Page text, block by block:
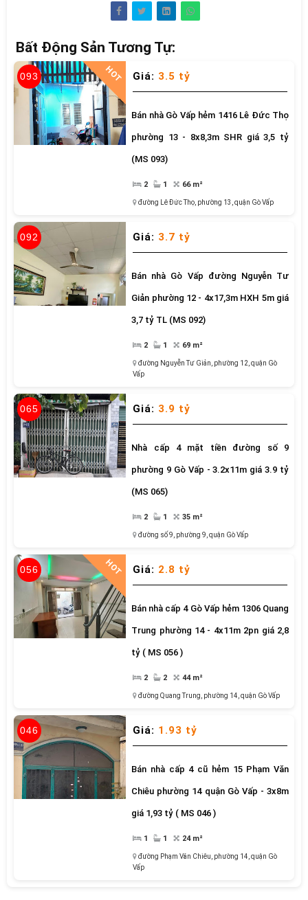
Bất Động Sản Tương Tự:
093 HOT Giá: 3.5 tỷ
Bán nhà Gò Vấp hẻm 1416 Lê Đức Thọ
phường 13 - 8x8,3m SHR giá 3,5 tỷ
(MS 093)
2 1 66 m²
đường Lê Đức Thọ phường 13 quận Gò Vấp
092 Giá: 3.7 tỷ
Bán nhà Gò Vấp đường Nguyễn Tư
Giản phường 12 - 4x17,3m HXH 5m giá
3,7 tỷ TL (MS 092)
2 1 69 m²
đường Nguyễn Tư Giản phường 12 quận Gò
Vấp
065 Giá: 3.9 tỷ
Nhà cấp 4 mặt tiền đường số 9
phường 9 Gò Vấp - 3.2x11m giá 3.9 tỷ
(MS 065)
2 1 35 m²
đường số 9 phường 9 quận Gò Vấp
056 HOT Giá: 2.8 tỷ
Bán nhà cấp 4 Gò Vấp hẻm 1306 Quang
Trung phường 14 - 4x11m 2pn giá 2,8
tỷ ( MS 056 )
2 2 44 m²
đường Quang Trung phường 14 quận Gò Vấp
046 Giá: 1.93 tỷ
Bán nhà cấp 4 cũ hẻm 15 Phạm Văn
Chiêu phường 14 quận Gò Vấp - 3x8m
giá 1,93 tỷ ( MS 046 )
1 1 24 m²
đường Phạm Văn Chiêu phường 14 quận Gò
Vấp